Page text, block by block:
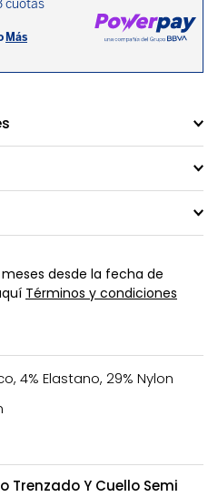
meses desde la fecha de
Términos y condiciones
4% Elastano, 29% Nylon
Trenzado Y Cuello Semi